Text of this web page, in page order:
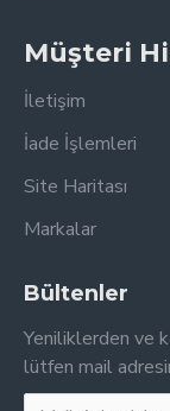
Müşteri
İletişim
İade İşlemleri
Site Haritası
Markalar
Bültenler
Yeniliklerden ve
lütfen mail